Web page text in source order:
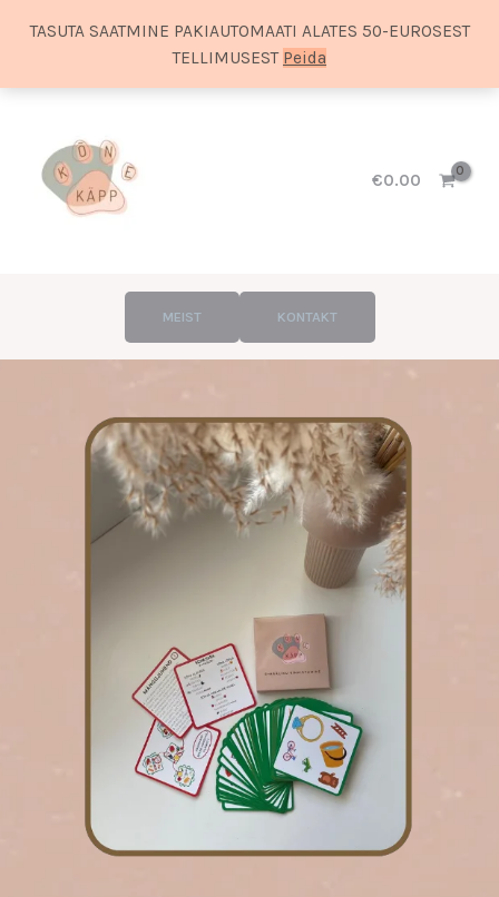
TASUTA SAATMINE PAKIAUTOMAATI ALATES 50-EUROSEST
TELLIMUSEST Peida
content
€0.00
MEIST KONTAKT